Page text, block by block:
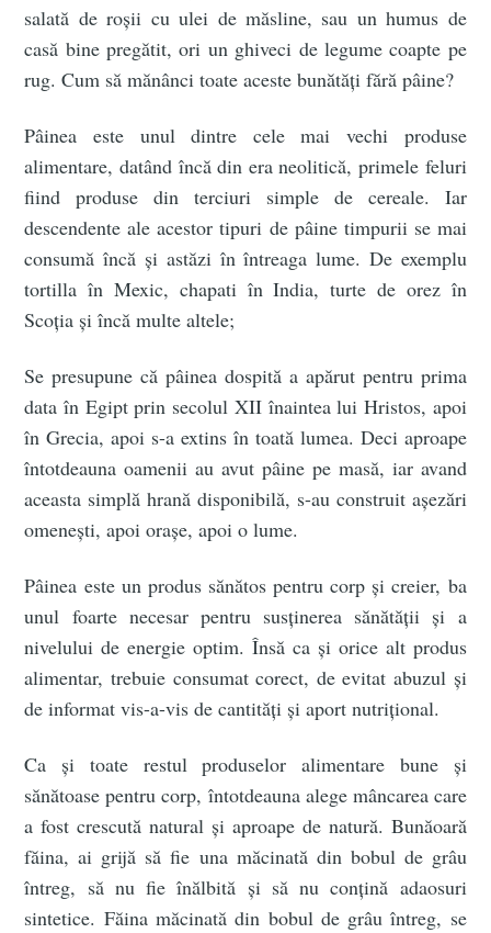
salată de roșii cu ulei de măsline, sau un humus de
casă bine pregătit, ori un ghiveci de legume coapte pe
rug. Cum să mănânci toate aceste bunătăți fără pâine?
Pâinea este unul dintre cele mai vechi produse
alimentare, datând încă din era neolitică, primele feluri
fiind produse din terciuri simple de cereale. Iar
descendente ale acestor tipuri de pâine timpurii se mai
consumă încă și astăzi în întreaga lume. De exemplu
tortilla în Mexic, chapati în India, turte de orez în
Scoția și încă multe altele;
Se presupune că pâinea dospită a apărut pentru prima
data în Egipt prin secolul XII înaintea lui Hristos, apoi
în Grecia, apoi s-a extins în toată lumea. Deci aproape
întotdeauna oamenii au avut pâine pe masă, iar avand
aceasta simplă hrană disponibilă, s-au construit așezări
omenești, apoi orașe, apoi o lume.
Pâinea este un produs sănătos pentru corp și creier, ba
unul foarte necesar pentru susținerea sănătății și a
nivelului de energie optim. Însă ca și orice alt produs
alimentar, trebuie consumat corect, de evitat abuzul și
de informat vis-a-vis de cantități și aport nutrițional.
Ca și toate restul produselor alimentare bune și
sănătoase pentru corp, întotdeauna alege mâncarea care
a fost crescută natural și aproape de natură. Bunăoară
făina, ai grijă să fie una măcinată din bobul de grâu
întreg, să nu fie înălbită și să nu conțină adaosuri
sintetice. Făina măcinată din bobul de grâu întreg, se